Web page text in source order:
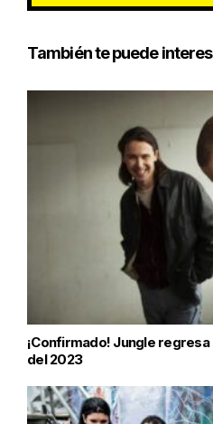
También te puede
¡Confirmado! Jungle
del 2023